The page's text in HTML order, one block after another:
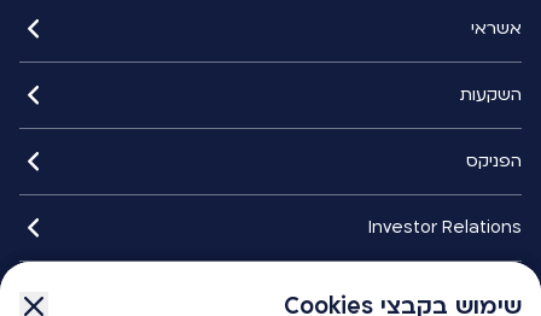
שימוש בקבצי Cookies
אשראי
השקעות
הפניקס
Investor Relations
שימוש בקבצי Cookies